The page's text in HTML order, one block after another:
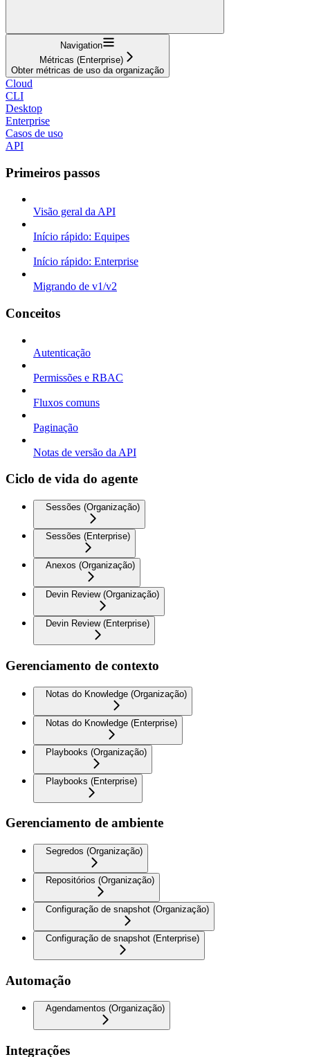
Navigation
Métricas (Enterprise)
Obter métricas de uso da organização
Cloud
CLI
Desktop
Enterprise
Casos de uso
API
Primeiros passos
Visão geral da API
Início rápido: Equipes
Início rápido: Enterprise
Migrando de v1/v2
Conceitos
Autenticação
Permissões e RBAC
Fluxos comuns
Paginação
Notas de versão da API
Ciclo de vida do agente
Sessões (Organização)
Sessões (Enterprise)
Anexos (Organização)
Devin Review (Organização)
Devin Review (Enterprise)
Gerenciamento de contexto
Notas do Knowledge (Organização)
Notas do Knowledge (Enterprise)
Playbooks (Organização)
Playbooks (Enterprise)
Gerenciamento de ambiente
Segredos (Organização)
Repositórios (Organização)
Configuração de snapshot (Organização)
Configuração de snapshot (Enterprise)
Automação
Agendamentos (Organização)
Integrações